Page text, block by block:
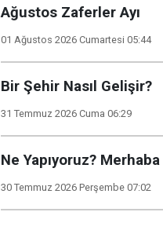
Ağustos Zaferler Ayı
01 Ağustos 2026 Cumartesi 05:44
Bir Şehir Nasıl Gelişir?
31 Temmuz 2026 Cuma 06:29
Ne Yapıyoruz? Merhaba
30 Temmuz 2026 Perşembe 07:02